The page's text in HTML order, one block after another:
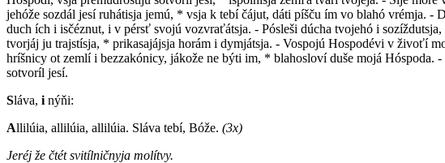
jehóže sozdál jesí ruhátisja jemú, * vsja k tebí čájut, dáti píšču ím vo blahó vrémja. -
duch ích i isčéznut, i v pérsť svojú vozvraťátsja. - Pósleši dúcha tvojehó i
tvorjáj ju trajstísja, * prikasajájsja horám i dymjátsja. - Vospojú Hospodévi v živoťí
hríšnicy ot zemlí i bezzakónicy, jákože ne býti im, * blahosloví duše mojá
sotvoríl jesí.
Sláva, i nýňi:
Allilúia, allilúia, allilúia. Sláva tebí, Bóže. (3x)
Jeréj že čtét svitílničnyja molítvy.